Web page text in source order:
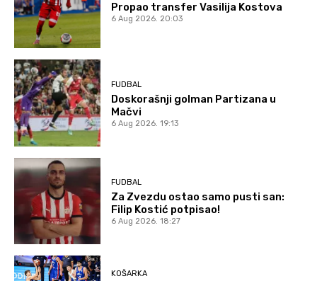
Propao transfer Vasilija Kostova
6 Aug 2026. 20:03
FUDBAL
Doskorašnji golman Partizana u
Mačvi
6 Aug 2026. 19:13
FUDBAL
Za Zvezdu ostao samo pusti san:
Filip Kostić potpisao!
6 Aug 2026. 18:27
KOŠARKA